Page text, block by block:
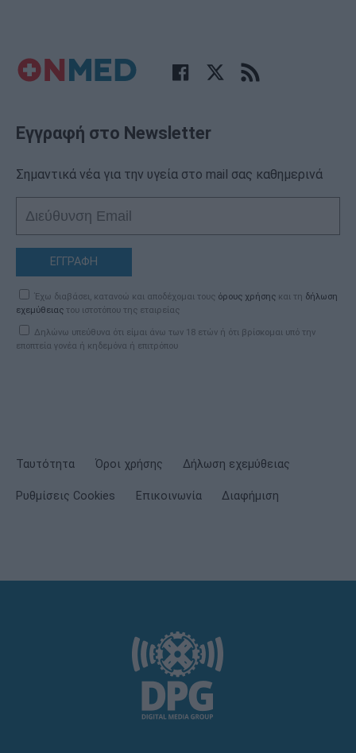
Εγγραφή στο Newsletter
Σημαντικά νέα για την υγεία στο mail σας καθημερινά
ΕΓΓΡΑΦΗ
Έχω διαβάσει, κατανοώ και αποδέχομαι τους όρους χρήσης και τη δήλωση
εχεμύθειας του ιστοτόπου της εταιρείας
Δηλώνω υπεύθυνα ότι είμαι άνω των 18 ετών ή ότι βρίσκομαι υπό την
εποπτεία γονέα ή κηδεμόνα ή επιτρόπου
Ταυτότητα Όροι χρήσης Δήλωση εχεμύθειας
Ρυθμίσεις Cookies Επικοινωνία Διαφήμιση